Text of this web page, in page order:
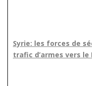
Syrie: les forces de
trafic d’armes vers le